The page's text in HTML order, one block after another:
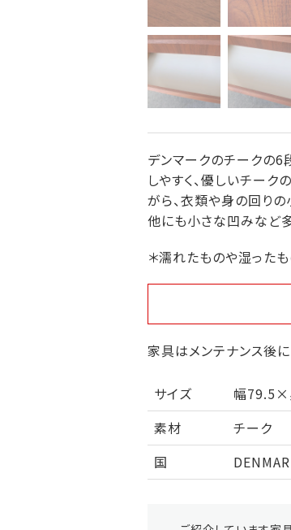
デンマークのチークの6
しやすく、優しいチー
がら、衣類や身の回り
他にも小さな凹みなど
＊濡れたものや湿った
家具はメンテナンス後
サイズ
幅79.5×
素材
チーク
国